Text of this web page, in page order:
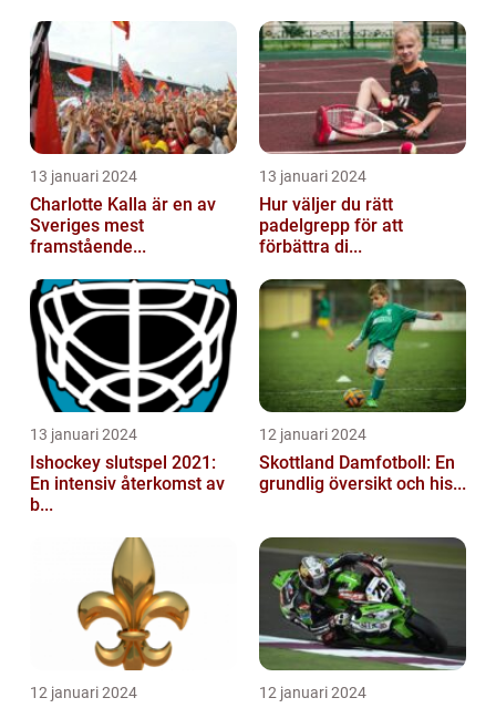
13 januari 2024
Charlotte Kalla är en av
Sveriges mest
framstående...
13 januari 2024
Hur väljer du rätt
padelgrepp för att
förbättra di...
13 januari 2024
Ishockey slutspel 2021:
En intensiv återkomst av
b...
12 januari 2024
Skottland Damfotboll: En
grundlig översikt och his...
12 januari 2024 12 januari 2024